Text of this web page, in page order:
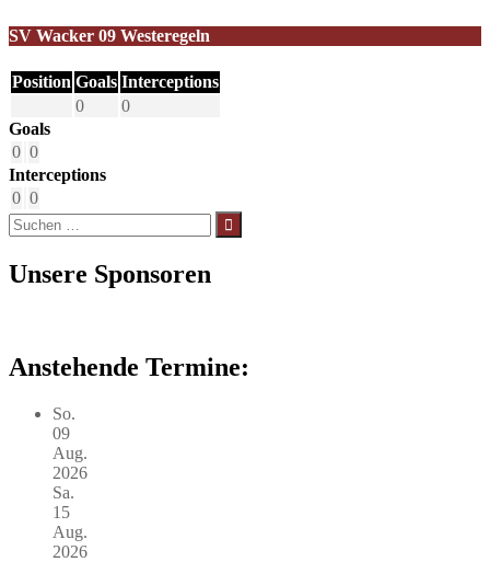
SV Wacker 09 Westeregeln
Position Goals Interceptions
0
0
Goals
0 0
Interceptions
0 0
Suchen
nach:
Unsere Sponsoren
Anstehende Termine:
So.
09
Aug.
2026
Sa.
15
Aug.
2026